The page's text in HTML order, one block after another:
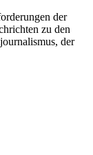
der
zu den
der